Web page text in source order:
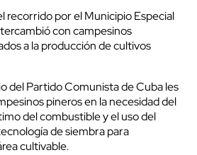
recorrido por el Municipio Especial
con campesinos
a la producción de cultivos
del Partido Comunista de Cuba les
pineros en la necesidad del
del combustible y el uso del
de siembra para
cultivable.